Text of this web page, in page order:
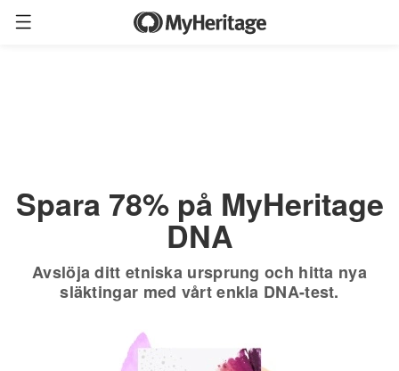
Endast + fri frakt
Spara 78% på MyHeritage
DNA
Avslöja ditt etniska ursprung och hitta nya
släktingar med vårt enkla DNA-test.